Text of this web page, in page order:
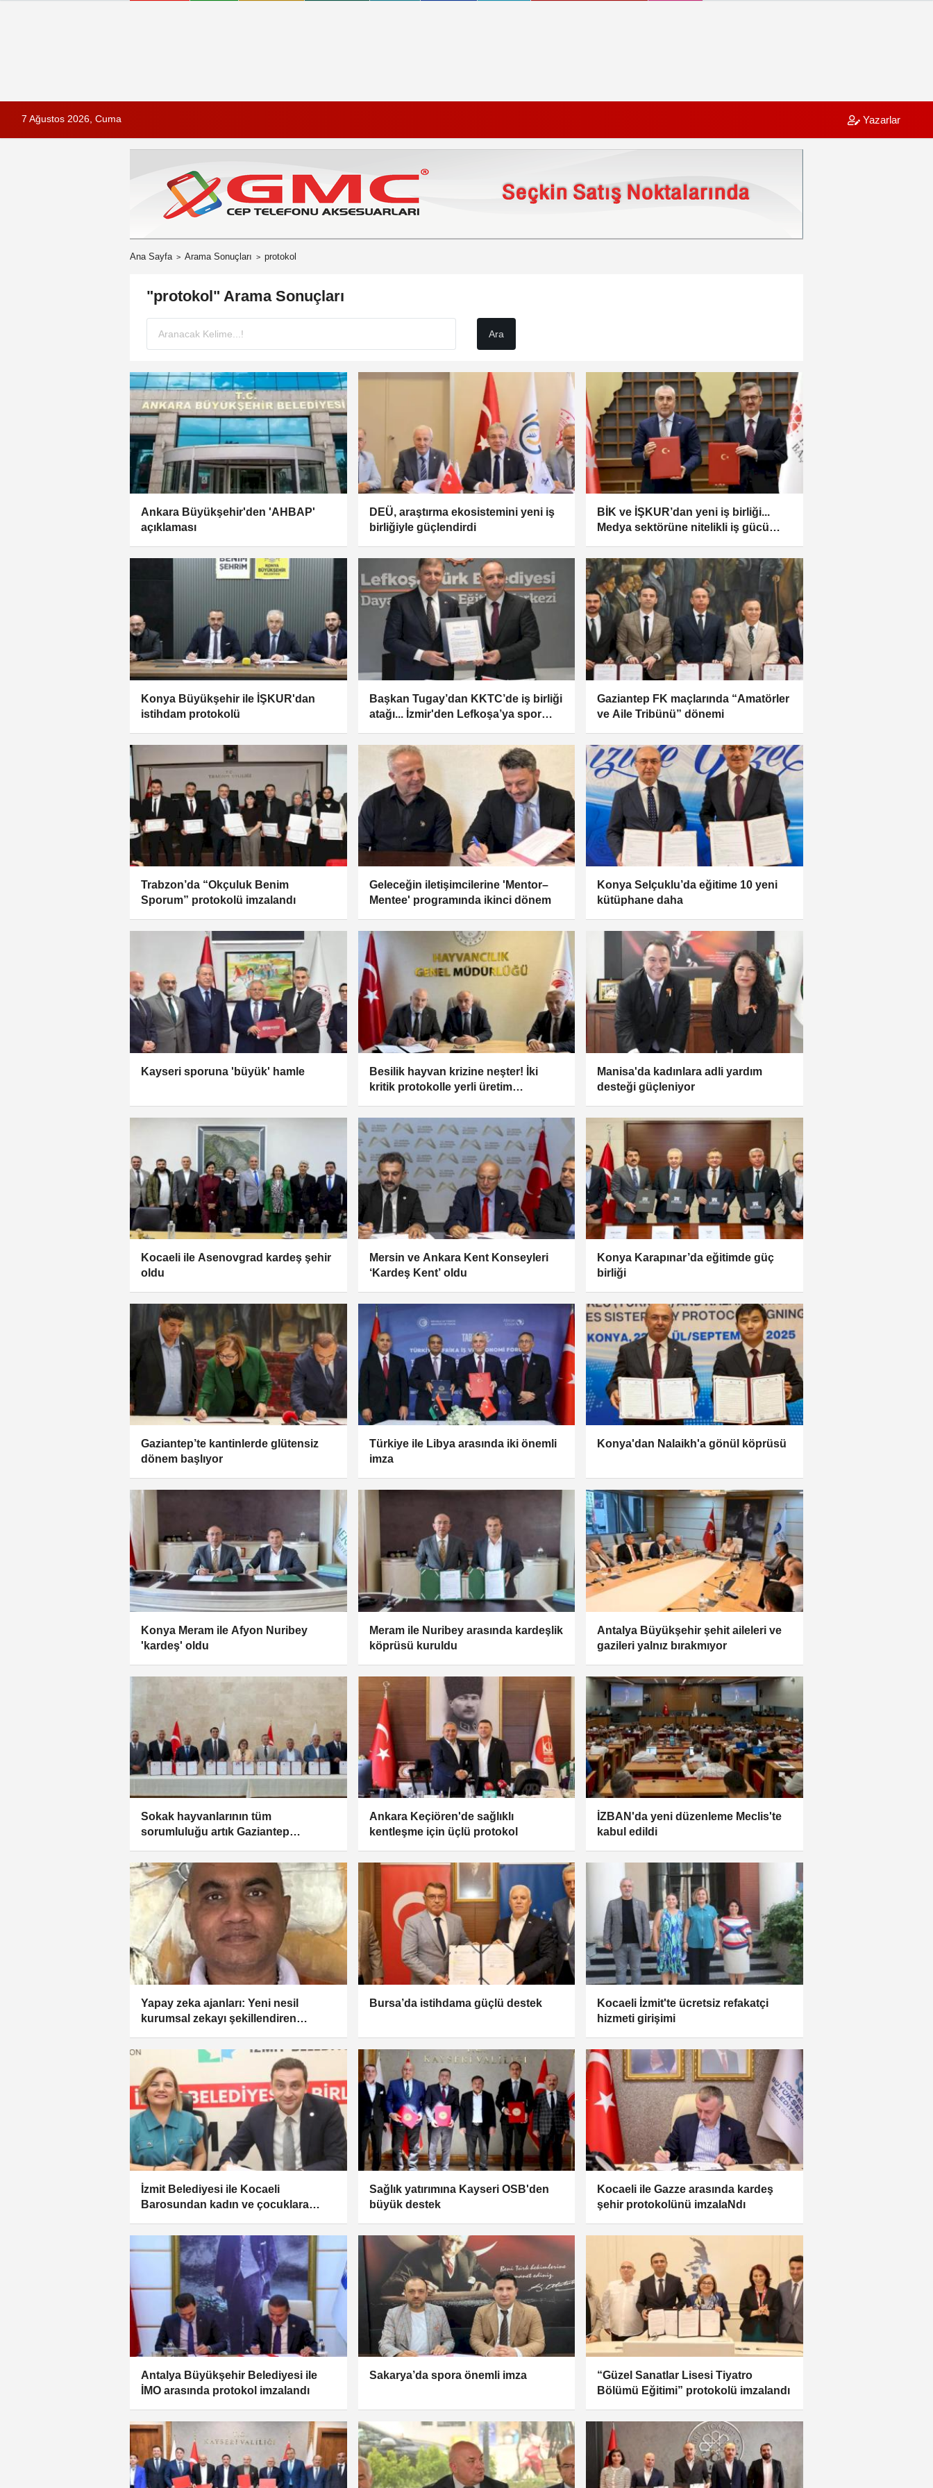
7 Ağustos 2026, Cuma Yazarlar
Ana Sayfa Arama Sonuçları protokol
"protokol" Arama Sonuçları
Ankara Büyükşehir'den 'AHBAP'
açıklaması
DEÜ, araştırma ekosistemini yeni iş
birliğiyle güçlendirdi
BİK ve İŞKUR’dan yeni iş birliği...
Medya sektörüne nitelikli iş gücü
Konya Büyükşehir ile İŞKUR'dan
istihdam protokolü
Başkan Tugay’dan KKTC’de iş birliği
atağı... İzmir'den Lefkoşa’ya spor
Gaziantep FK maçlarında “Amatörler
ve Aile Tribünü” dönemi
Trabzon’da “Okçuluk Benim
Sporum” protokolü imzalandı
Geleceğin iletişimcilerine 'Mentor–
Mentee' programında ikinci dönem
Konya Selçuklu’da eğitime 10 yeni
kütüphane daha
Kayseri sporuna 'büyük' hamle
Besilik hayvan krizine neşter! İki
kritik protokolle yerli üretim
Manisa'da kadınlara adli yardım
desteği güçleniyor
Kocaeli ile Asenovgrad kardeş şehir
oldu
Mersin ve Ankara Kent Konseyleri
‘Kardeş Kent’ oldu
Konya Karapınar’da eğitimde güç
birliği
Gaziantep’te kantinlerde glütensiz
dönem başlıyor
Türkiye ile Libya arasında iki önemli
imza
Konya'dan Nalaikh'a gönül köprüsü
Konya Meram ile Afyon Nuribey
'kardeş' oldu
Meram ile Nuribey arasında kardeşlik
köprüsü kuruldu
Antalya Büyükşehir şehit aileleri ve
gazileri yalnız bırakmıyor
Sokak hayvanlarının tüm
sorumluluğu artık Gaziantep
Ankara Keçiören'de sağlıklı
kentleşme için üçlü protokol
İZBAN'da yeni düzenleme Meclis'te
kabul edildi
Yapay zeka ajanları: Yeni nesil
kurumsal zekayı şekillendiren
Bursa’da istihdama güçlü destek
Kocaeli İzmit'te ücretsiz refakatçi
hizmeti girişimi
İzmit Belediyesi ile Kocaeli
Barosundan kadın ve çocuklara
Sağlık yatırımına Kayseri OSB'den
büyük destek
Kocaeli ile Gazze arasında kardeş
şehir protokolünü imzalaNdı
Antalya Büyükşehir Belediyesi ile
İMO arasında protokol imzalandı
Sakarya’da spora önemli imza
“Güzel Sanatlar Lisesi Tiyatro
Bölümü Eğitimi” protokolü imzalandı